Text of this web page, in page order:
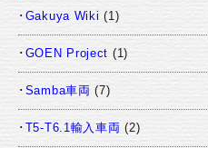
Gakuya Wiki (1)
GOEN Project (1)
Samba車両 (7)
T5-T6.1輸入車両 (2)